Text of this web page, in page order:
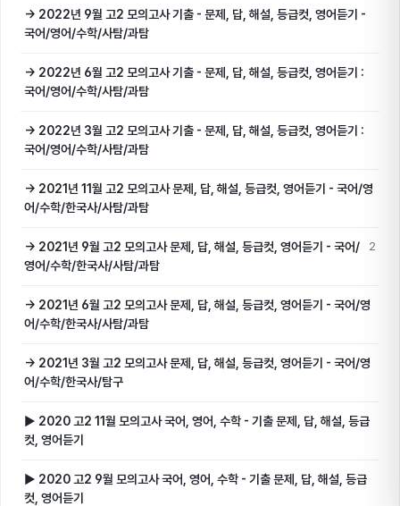
→ 2022년 9월 고2 모의고사 기출 - 문제, 답, 해설, 등급컷, 영어듣기 -
국어/영어/수학/사탐/과탐
→ 2022년 6월 고2 모의고사 기출 - 문제, 답, 해설, 등급컷, 영어듣기 :
국어/영어/수학/사탐/과탐
→ 2022년 3월 고2 모의고사 기출 - 문제, 답, 해설, 등급컷, 영어듣기 :
국어/영어/수학/사탐/과탐
→ 2021년 11월 고2 모의고사 문제, 답, 해설, 등급컷, 영어듣기 - 국어/영
어/수학/한국사/사탐/과탐
→ 2021년 9월 고2 모의고사 문제, 답, 해설, 등급컷, 영어듣기 - 국어/
영어/수학/한국사/사탐/과탐
2
→ 2021년 6월 고2 모의고사 문제, 답, 해설, 등급컷, 영어듣기 - 국어/영
어/수학/한국사/사탐/과탐
→ 2021년 3월 고2 모의고사 문제, 답, 해설, 등급컷, 영어듣기 - 국어/영
어/수학/한국사/탐구
▶ 2020 고2 11월 모의고사 국어, 영어, 수학 - 기출 문제, 답, 해설, 등급
컷, 영어듣기
▶ 2020 고2 9월 모의고사 국어, 영어, 수학 - 기출 문제, 답, 해설, 등급
컷, 영어듣기